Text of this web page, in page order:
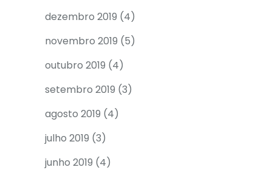
dezembro 2019 (4)
novembro 2019 (5)
outubro 2019 (4)
setembro 2019 (3)
agosto 2019 (4)
julho 2019 (3)
junho 2019 (4)